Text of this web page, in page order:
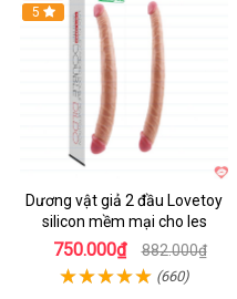
Hot
5
Dương vật giả 2 đầu Lovetoy
silicon mềm mại cho les
750.000₫ 882.000₫
(660)